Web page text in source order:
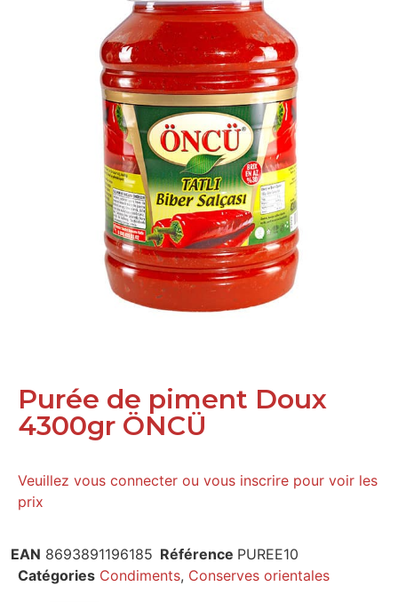
Purée de piment Doux
4300gr ÖNCÜ
Veuillez vous connecter ou vous inscrire pour voir les
prix
EAN 8693891196185 Référence PUREE10
Catégories Condiments, Conserves orientales